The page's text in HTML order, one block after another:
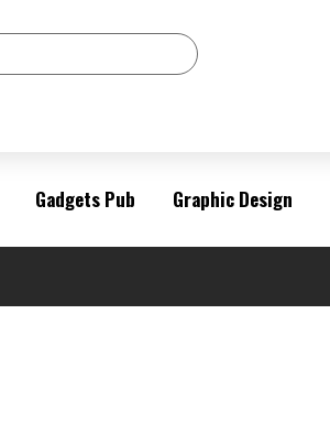
Gadgets Pub Graphic Design